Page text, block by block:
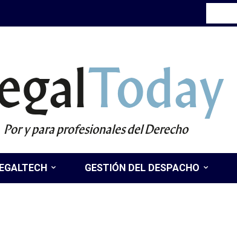
Today
Por y para profesionales del Derecho
GESTIÓN DEL DESPACHO